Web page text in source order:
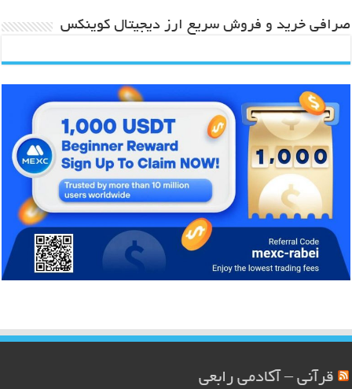
صرافی خرید و فروش سریع ارز دیجیتال کوینکس
قرآنی – آکادمی رابعی